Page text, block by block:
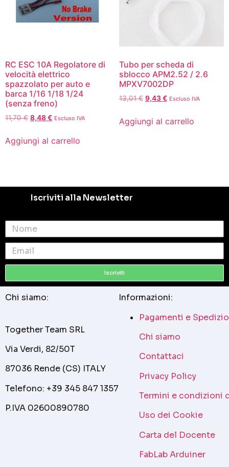
RC ESC 10A Regolatore di
velocità elettrico
spazzolato per auto e
barca 1/16 1/18 1/24
(senza freno)
11,70€ 8,48€ Escluso IVA
Aggiungi al carrello
Tubo per scheda di
sblocco APM2.52 / 2.6
MPXV7002DP
13,01€ 9,43€ Escluso IVA
Aggiungi al carrello
Iscriviti alla Newsletter
Iscriviti
Chi siamo:
Together Team SRL
Via Verdi, 82/50T
87036 Rende (CS) ITALY
Telefono: +39 345 847 1357
P.IVA 02600890780
Informazioni:
Pagamenti e
Chi siamo
Contattaci
Privacy Policy
Termini e condizioni
Uso dei Cookie
Carta del Docente
FabLab Arduiner